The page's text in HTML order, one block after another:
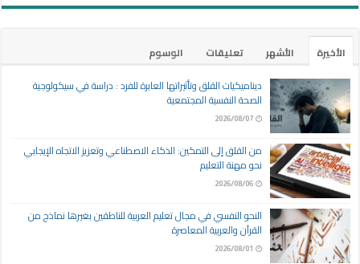
الأخيرة الأشهر تعليقات
الوسوم
ديناميكيات القلق وتأثيراتها العابرة للفرد : دراسة في سيكولوجية
الصحة النفسية المجتمعية
2026/08/07
من القلق إلى التمكين: الذكاء الاصطناعي وتعزيز الاتجاه الإيجابي
نحو مهنة التعليم
2026/08/06
النحو النفسي في مجال تعليم العربية للناطقين بغيرها نماذج من
القرآن والعربية المعاصرة
2026/08/01